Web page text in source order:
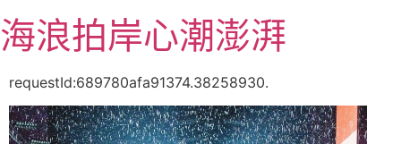
至
主
容
海浪拍岸心潮澎湃
requestId:689780afa91374.38258930.